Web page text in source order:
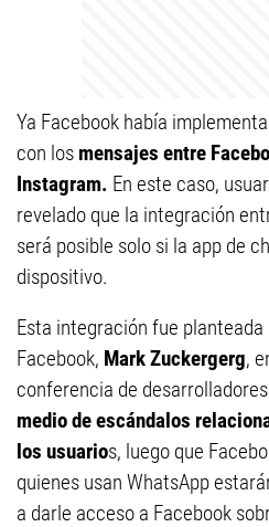
Ya Facebook había
con los mensajes entre
Instagram. En este caso,
revelado que la integración
será posible solo si la app de
dispositivo.
Esta integración fue
Facebook, Mark Zuckergerg,
conferencia de
medio de escándalos
los usuarios, luego que
quienes usan WhatsApp
a darle acceso a Facebook